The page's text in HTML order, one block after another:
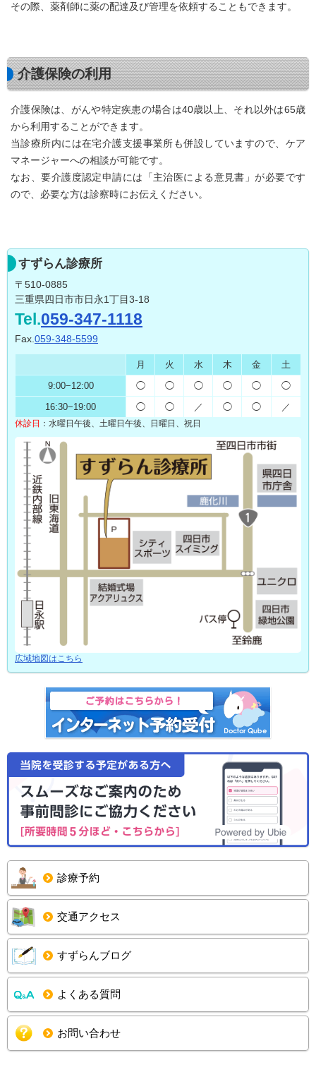
その際、薬剤師に薬の配達及び管理を依頼することもできます。
介護保険の利用
介護保険は、がんや特定疾患の場合は40歳以上、それ以外は65歳
から利用することができます。
当診療所内には在宅介護支援事業所も併設していますので、ケア
マネージャーへの相談が可能です。
なお、要介護度認定申請には「主治医による意見書」が必要です
ので、必要な方は診察時にお伝えください。
すずらん診療所
〒510-0885
三重県四日市市日永1丁目3-18
Tel.059-347-1118
Fax. 059-348-5599
月 火 水 木 金
土
9:00−12:00 ◯ ◯ ◯ ◯ ◯
◯
16:30−19:00 ◯ ◯ ／ ◯ ◯ ／
休診日 ： 水曜日午後、土曜日午後、 日曜日、祝日
広域地図はこちら
診療予約
交通アクセス
すずらんブログ
よくある質問
お問い合わせ